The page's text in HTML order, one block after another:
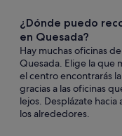
¿Dónde puedo
en Quesada?
Hay muchas oficinas
Quesada. Elige la que
el centro encontrarás
gracias a las oficinas
lejos. Desplázate
los alrededores.